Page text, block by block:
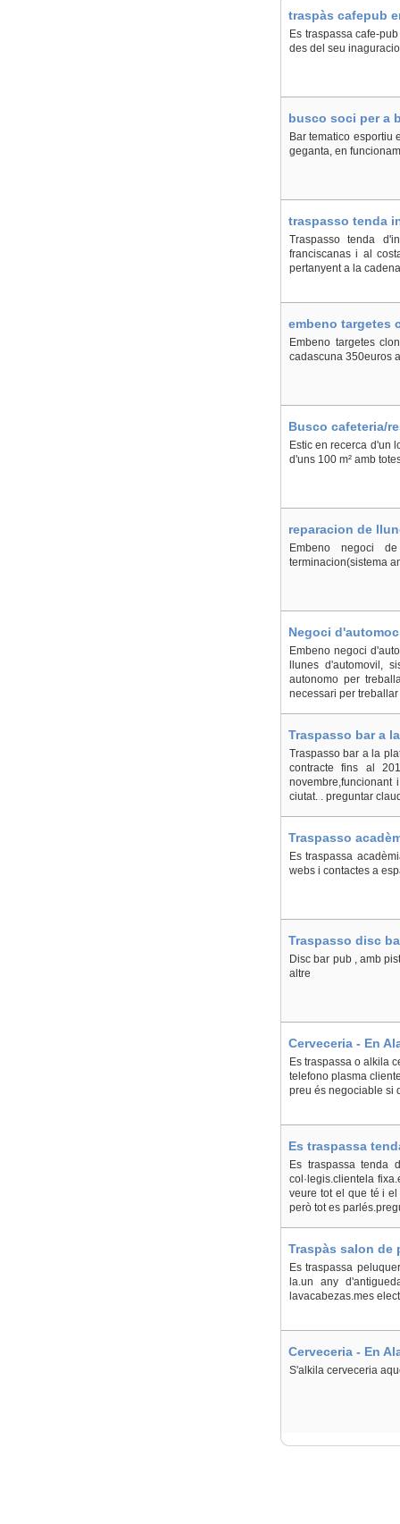
traspàs cafepub
Es traspassa cafe-
des del seu
busco soci per a
Bar tematico esportiu
geganta, en
traspasso tenda
Traspasso tenda
franciscanas i al
pertanyent a la
embeno targetes
Embeno targetes
cadascuna 350euros
Busco cafeteria/
Estic en recerca d'un
d'uns 100 m² amb
reparacion de
Embeno negoci
terminacion(sistema
Negoci
Embeno negoci
llunes d'automovil,
autonomo per
necessari per
Traspasso bar a
Traspasso bar a la
contracte fins al
novembre,funcionant
ciutat. . preguntar
Traspasso
Es traspassa
webs i contactes a
Traspasso disc
Disc bar pub , amb
altre
Cerveceria - En
Es traspassa o alkila
telefono plasma
preu és negociable si
Es traspassa
Raspeig/Sant
Es traspassa tenda
col·legis.clientela
veure tot el que té i
però tot es
Traspàs salon de
Es traspassa
la.un any
lavacabezas.mes
Cerveceria - En
S'alkila cerveceria